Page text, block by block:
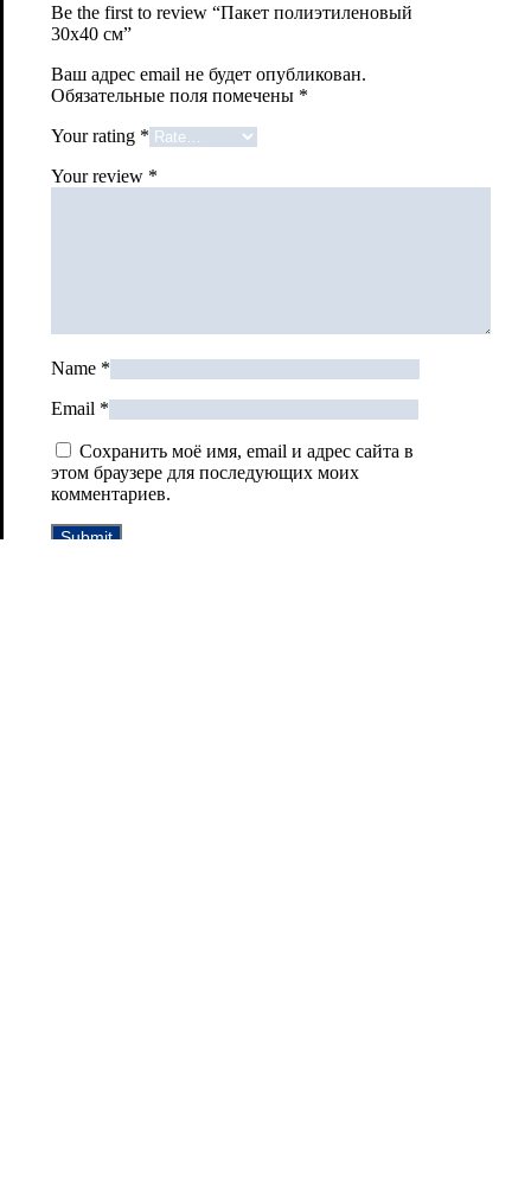
Be the first to review “Пакет полиэтиленовый
30х40 см”
Ваш адрес email не будет опубликован.
Обязательные поля помечены *
Your rating *
Your review *
Name *
Email *
Сохранить моё имя, email и адрес сайта в
этом браузере для последующих моих
комментариев.